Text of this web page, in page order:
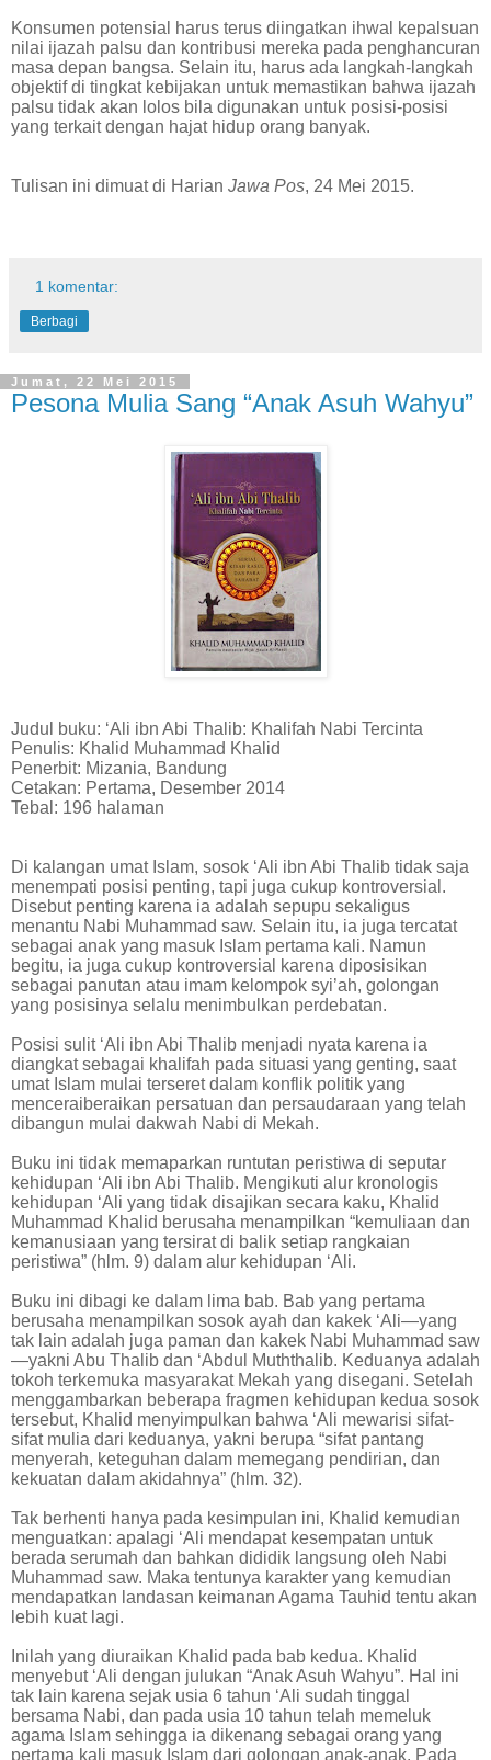
Konsumen potensial harus terus diingatkan ihwal kepalsuan
nilai ijazah palsu dan kontribusi mereka pada penghancuran
masa depan bangsa. Selain itu, harus ada langkah-langkah
objektif di tingkat kebijakan untuk memastikan bahwa ijazah
palsu tidak akan lolos bila digunakan untuk posisi-posisi
yang terkait dengan hajat hidup orang banyak.
Tulisan ini dimuat di Harian Jawa Pos, 24 Mei 2015.
1 komentar:
Berbagi
Jumat, 22 Mei 2015
Pesona Mulia Sang “Anak Asuh Wahyu”
Judul buku: ‘Ali ibn Abi Thalib: Khalifah Nabi Tercinta
Penulis: Khalid Muhammad Khalid
Penerbit: Mizania, Bandung
Cetakan: Pertama, Desember 2014
Tebal: 196 halaman
Di kalangan umat Islam, sosok ‘Ali ibn Abi Thalib tidak saja
menempati posisi penting, tapi juga cukup kontroversial.
Disebut penting karena ia adalah sepupu sekaligus
menantu Nabi Muhammad saw. Selain itu, ia juga tercatat
sebagai anak yang masuk Islam pertama kali. Namun
begitu, ia juga cukup kontroversial karena diposisikan
sebagai panutan atau imam kelompok syi’ah, golongan
yang posisinya selalu menimbulkan perdebatan.
Posisi sulit ‘Ali ibn Abi Thalib menjadi nyata karena ia
diangkat sebagai khalifah pada situasi yang genting, saat
umat Islam mulai terseret dalam konflik politik yang
menceraiberaikan persatuan dan persaudaraan yang telah
dibangun mulai dakwah Nabi di Mekah.
Buku ini tidak memaparkan runtutan peristiwa di seputar
kehidupan ‘Ali ibn Abi Thalib. Mengikuti alur kronologis
kehidupan ‘Ali yang tidak disajikan secara kaku, Khalid
Muhammad Khalid berusaha menampilkan “kemuliaan dan
kemanusiaan yang tersirat di balik setiap rangkaian
peristiwa” (hlm. 9) dalam alur kehidupan ‘Ali.
Buku ini dibagi ke dalam lima bab. Bab yang pertama
berusaha menampilkan sosok ayah dan kakek ‘Ali—yang
tak lain adalah juga paman dan kakek Nabi Muhammad saw
—yakni Abu Thalib dan ‘Abdul Muththalib. Keduanya adalah
tokoh terkemuka masyarakat Mekah yang disegani. Setelah
menggambarkan beberapa fragmen kehidupan kedua sosok
tersebut, Khalid menyimpulkan bahwa ‘Ali mewarisi sifat-
sifat mulia dari keduanya, yakni berupa “sifat pantang
menyerah, keteguhan dalam memegang pendirian, dan
kekuatan dalam akidahnya” (hlm. 32).
Tak berhenti hanya pada kesimpulan ini, Khalid kemudian
menguatkan: apalagi ‘Ali mendapat kesempatan untuk
berada serumah dan bahkan dididik langsung oleh Nabi
Muhammad saw. Maka tentunya karakter yang kemudian
mendapatkan landasan keimanan Agama Tauhid tentu akan
lebih kuat lagi.
Inilah yang diuraikan Khalid pada bab kedua. Khalid
menyebut ‘Ali dengan julukan “Anak Asuh Wahyu”. Hal ini
tak lain karena sejak usia 6 tahun ‘Ali sudah tinggal
bersama Nabi, dan pada usia 10 tahun telah memeluk
agama Islam sehingga ia dikenang sebagai orang yang
pertama kali masuk Islam dari golongan anak-anak. Pada